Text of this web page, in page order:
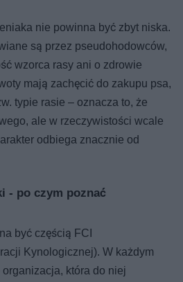
nie powinna być zbyt niska.
są przez pseudohodowców,
wzorca rasy ani o zdrowie
mają zachęcić do zakupu psa,
typie rasie – oznacza to, że
ale w rzeczywistości wcale
odbiega znacznie od
- po czym poznać
być częścią FCI
Kynologicznej). W każdym
która do niej